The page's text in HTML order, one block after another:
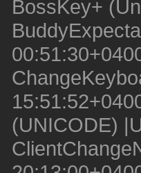
BossKey+
(UNICODE)